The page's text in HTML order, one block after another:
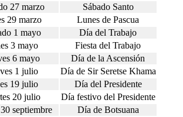
27 marzo
Sábado Santo
29 marzo
Lunes de Pascua
1 mayo
Día del Trabajo
3 mayo
Fiesta del Trabajo
6 mayo
Día de la Ascensión
1 julio
Día de Sir Seretse Khama
19 julio
Día del Presidente
20 julio
Día festivo del Presidente
septiembre
Día de Botsuana